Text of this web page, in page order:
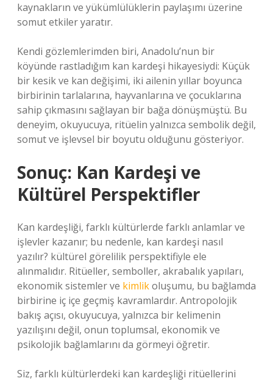
kaynakların ve yükümlülüklerin paylaşımı üzerine
somut etkiler yaratır.
Kendi gözlemlerimden biri, Anadolu’nun bir
köyünde rastladığım kan kardeşi hikayesiydi: Küçük
bir kesik ve kan değişimi, iki ailenin yıllar boyunca
birbirinin tarlalarına, hayvanlarına ve çocuklarına
sahip çıkmasını sağlayan bir bağa dönüşmüştü. Bu
deneyim, okuyucuya, ritüelin yalnızca sembolik değil,
somut ve işlevsel bir boyutu olduğunu gösteriyor.
Sonuç: Kan Kardeşi ve
Kültürel Perspektifler
Kan kardeşliği, farklı kültürlerde farklı anlamlar ve
işlevler kazanır; bu nedenle, kan kardeşi nasıl
yazılır? kültürel görelilik perspektifiyle ele
alınmalıdır. Ritüeller, semboller, akrabalık yapıları,
ekonomik sistemler ve kimlikoluşumu, bu bağlamda
birbirine iç içe geçmiş kavramlardır. Antropolojik
bakış açısı, okuyucuya, yalnızca bir kelimenin
yazılışını değil, onun toplumsal, ekonomik ve
psikolojik bağlamlarını da görmeyi öğretir.
Siz, farklı kültürlerdeki kan kardeşliği ritüellerini